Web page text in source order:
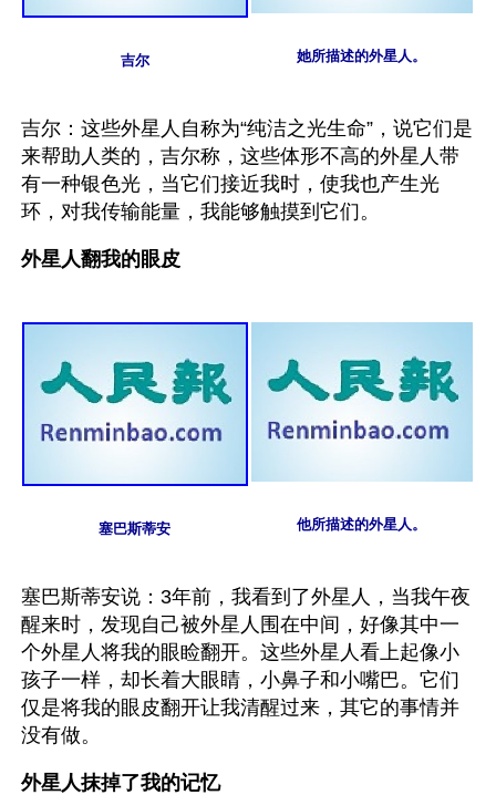
吉尔 她所描述的外星人。
吉尔：这些外星人自称为“纯洁之光生命”，说它们是
来帮助人类的，吉尔称，这些体形不高的外星人带
有一种银色光，当它们接近我时，使我也产生光
环，对我传输能量，我能够触摸到它们。
外星人翻我的眼皮
塞巴斯蒂安 他所描述的外星人。
塞巴斯蒂安说：3年前，我看到了外星人，当我午夜
醒来时，发现自己被外星人围在中间，好像其中一
个外星人将我的眼睑翻开。这些外星人看上起像小
孩子一样，却长着大眼睛，小鼻子和小嘴巴。它们
仅是将我的眼皮翻开让我清醒过来，其它的事情并
没有做。
外星人抹掉了我的记忆